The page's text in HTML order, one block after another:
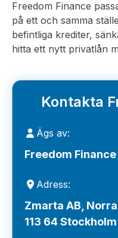
Freedom Finance
på ett och samma
befintliga krediter,
hitta ett nytt privatlån
Kontakta
Ägs av:
Freedom Finance
Adress:
Zmarta AB,
113 64 Stockholm